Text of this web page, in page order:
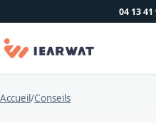
04 13 41
Accueil/Conseils